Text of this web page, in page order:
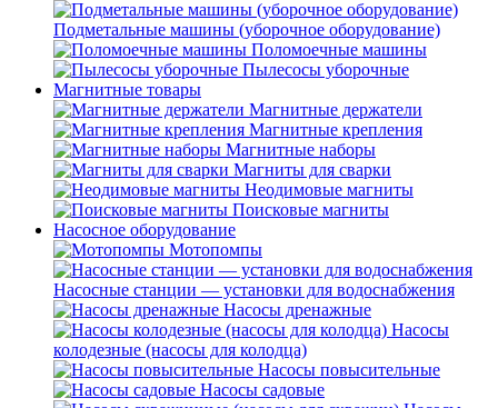
Подметальные машины (уборочное оборудование)
Поломоечные машины
Пылесосы уборочные
Магнитные товары
Магнитные держатели
Магнитные крепления
Магнитные наборы
Магниты для сварки
Неодимовые магниты
Поисковые магниты
Насосное оборудование
Мотопомпы
Насосные станции — установки для водоснабжения
Насосы дренажные
Насосы
колодезные (насосы для колодца)
Насосы повысительные
Насосы садовые